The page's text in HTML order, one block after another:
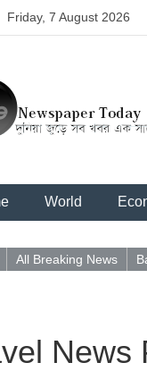
Friday, 7 August 2026
World
All Breaking News
News